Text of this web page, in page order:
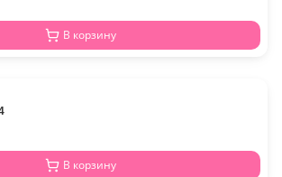
В корзину
В корзину